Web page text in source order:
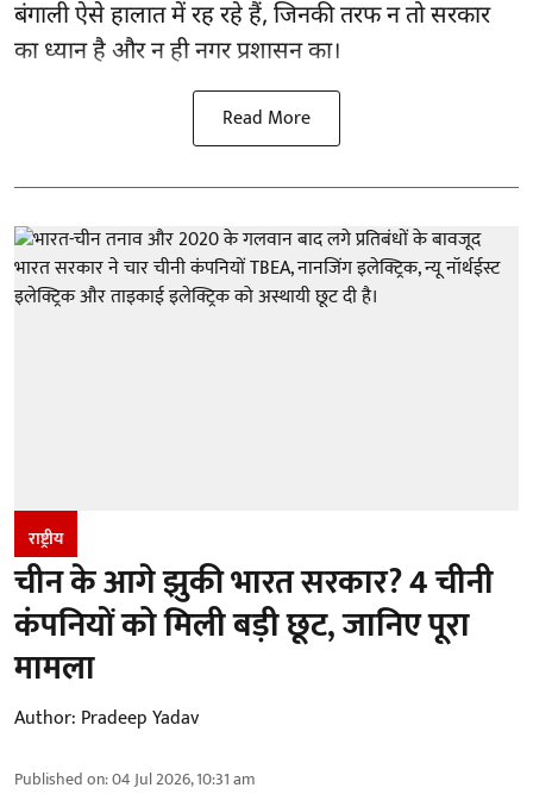
बंगाली ऐसे हालात में रह रहे हैं, जिनकी तरफ न तो सरकार
का ध्यान है और न ही नगर प्रशासन का।
Read More
राष्ट्रीय
चीन के आगे झुकी भारत सरकार? 4 चीनी
कंपनियों को मिली बड़ी छूट, जानिए पूरा
मामला
Author: Pradeep Yadav
Published on:04 Jul 2026, 10:31 am